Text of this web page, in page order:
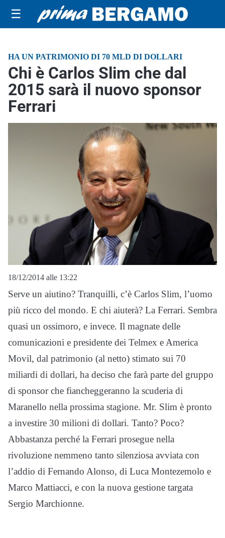
☰
HA UN PATRIMONIO DI 70 MLD DI DOLLARI
Chi è Carlos Slim che dal
2015 sarà il nuovo sponsor
Ferrari
18/12/2014 alle 13:22
Serve un aiutino? Tranquilli, c’è Carlos Slim, l’uomo
più ricco del mondo. E chi aiuterà? La Ferrari. Sembra
quasi un ossimoro, e invece. Il magnate delle
comunicazioni e presidente dei Telmex e America
Movil, dal patrimonio (al netto) stimato sui 70
miliardi di dollari, ha deciso che farà parte del gruppo
di sponsor che fiancheggeranno la scuderia di
Maranello nella prossima stagione. Mr. Slim è pronto
a investire 30 milioni di dollari. Tanto? Poco?
Abbastanza perché la Ferrari prosegue nella
rivoluzione nemmeno tanto silenziosa avviata con
l’addio di Fernando Alonso, di Luca Montezemolo e
Marco Mattiacci, e con la nuova gestione targata
Sergio Marchionne.